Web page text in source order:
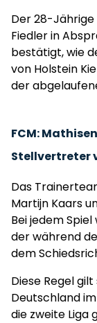
Der 28-
Fiedler in
bestätigt, wie
von Holstein
der
FCM:
Stellvertreter
Das
Martijn Kaars
Bei jedem
der während
dem
Diese Regel
Deutschland
die zweite Liga